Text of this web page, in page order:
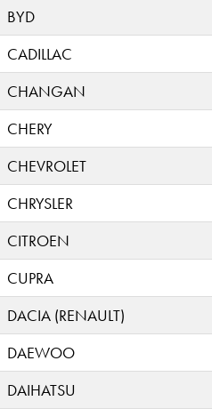
BYD
CADILLAC
CHANGAN
CHERY
CHEVROLET
CHRYSLER
CITROEN
CUPRA
DACIA (RENAULT)
DAEWOO
DAIHATSU